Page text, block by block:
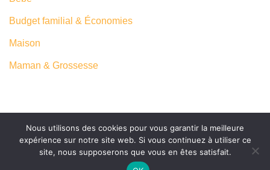
Budget familial & Économies
Maison
Maman & Grossesse
| Propulsé par WordPress
Mentions Légales
Nous utilisons des cookies pour vous garantir la meilleure
expérience sur notre site web. Si vous continuez à utiliser ce
site, nous supposerons que vous en êtes satisfait.